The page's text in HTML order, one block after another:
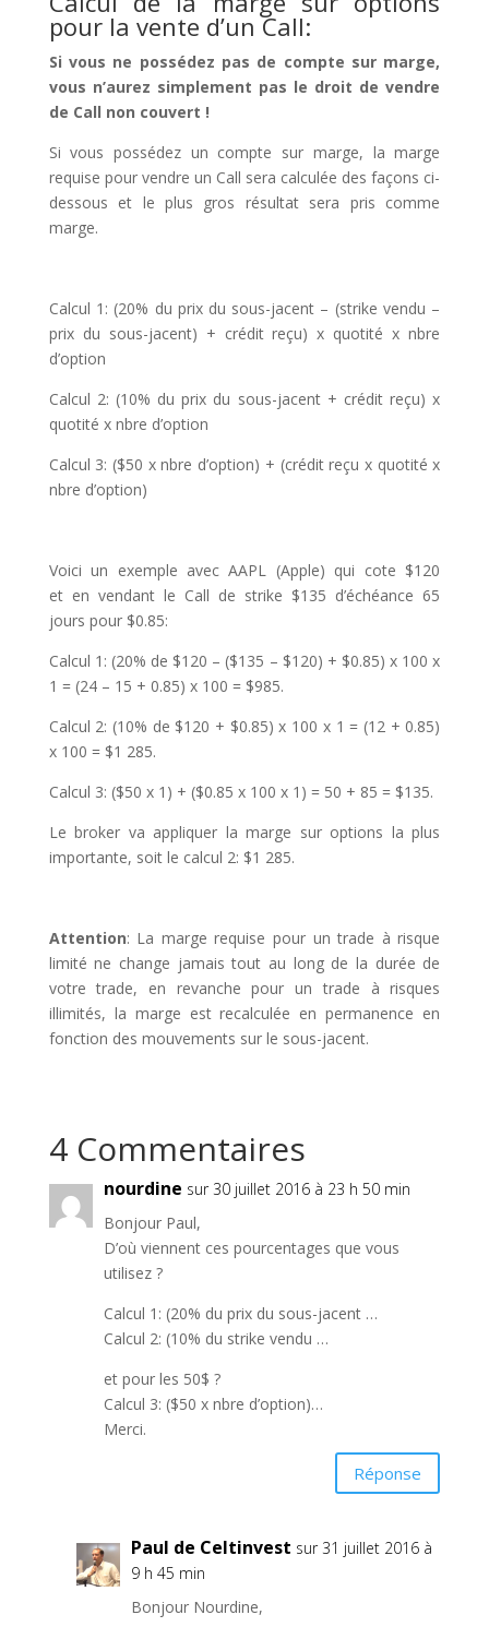
pour la vente d’un Call:
Si vous ne possédez pas de compte sur marge,
vous n’aurez simplement pas le droit de vendre
de Call non couvert !
Si vous possédez un compte sur marge, la marge
requise pour vendre un Call sera calculée des façons ci-
dessous et le plus gros résultat sera pris comme
marge.
Calcul 1: (20% du prix du sous-jacent – (strike vendu –
prix du sous-jacent) + crédit reçu) x quotité x nbre
d’option
Calcul 2: (10% du prix du sous-jacent + crédit reçu) x
quotité x nbre d’option
Calcul 3: ($50 x nbre d’option) + (crédit reçu x quotité x
nbre d’option)
Voici un exemple avec AAPL (Apple) qui cote $120
et en vendant le Call de strike $135 d’échéance 65
jours pour $0.85:
Calcul 1: (20% de $120 – ($135 – $120) + $0.85) x 100 x
1 = (24 – 15 + 0.85) x 100 = $985.
Calcul 2: (10% de $120 + $0.85) x 100 x 1 = (12 + 0.85)
x 100 = $1 285.
Calcul 3: ($50 x 1) + ($0.85 x 100 x 1) = 50 + 85 = $135.
Le broker va appliquer la marge sur options la plus
importante, soit le calcul 2: $1 285.
Attention: La marge requise pour un trade à risque
limité ne change jamais tout au long de la durée de
votre trade, en revanche pour un trade à risques
illimités, la marge est recalculée en permanence en
fonction des mouvements sur le sous-jacent.
4 Commentaires
nourdine sur 30 juillet 2016 à 23 h 50 min
Bonjour Paul,
D’où viennent ces pourcentages que vous
utilisez ?
Calcul 1: (20% du prix du sous-jacent …
Calcul 2: (10% du strike vendu …
et pour les 50$ ?
Calcul 3: ($50 x nbre d’option)…
Merci.
Réponse
Paul de Celtinvest sur 31 juillet 2016 à
9 h 45 min
Bonjour Nourdine,